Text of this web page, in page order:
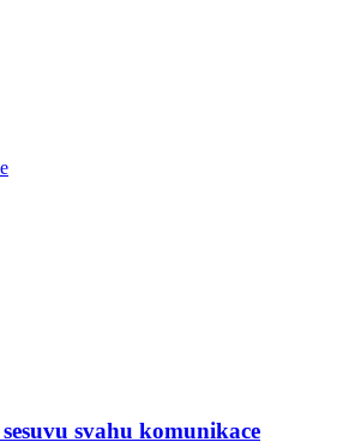
svahu komunikace